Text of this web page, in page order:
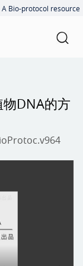
A Bio-protocol resource
DNA的方